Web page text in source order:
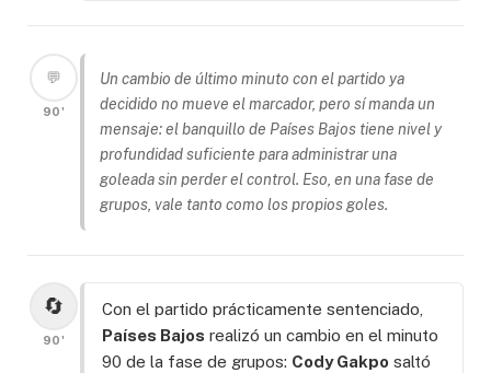
💬
90'
Un cambio de último minuto con el partido ya
decidido no mueve el marcador, pero sí manda un
mensaje: el banquillo de Países Bajos tiene nivel y
profundidad suficiente para administrar una
goleada sin perder el control. Eso, en una fase de
grupos, vale tanto como los propios goles.
🔄
90'
Con el partido prácticamente sentenciado,
Países Bajos realizó un cambio en el minuto
90 de la fase de grupos: Cody Gakpo saltó